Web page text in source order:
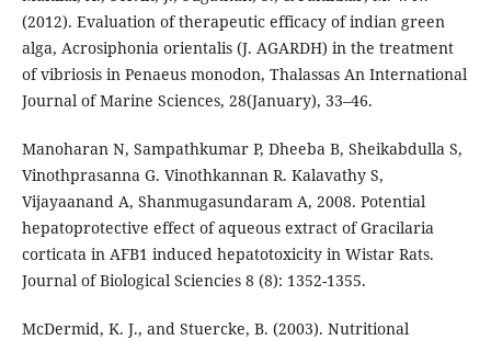
(2012). Evaluation of therapeutic efficacy of indian green
alga, Acrosiphonia orientalis (J. AGARDH) in the treatment
of vibriosis in Penaeus monodon, Thalassas An International
Journal of Marine Sciences, 28(January), 33–46.
Manoharan N, Sampathkumar P, Dheeba B, Sheikabdulla S,
Vinothprasanna G. Vinothkannan R. Kalavathy S,
Vijayaanand A, Shanmugasundaram A, 2008. Potential
hepatoprotective effect of aqueous extract of Gracilaria
corticata in AFB1 induced hepatotoxicity in Wistar Rats.
Journal of Biological Sciencies 8 (8): 1352-1355.
McDermid, K. J., and Stuercke, B. (2003). Nutritional